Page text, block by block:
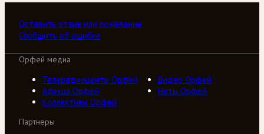
Оставить отзыв или пожелание
Сообщить об ошибке
Орфей медиа
Телерадиоцентр Орфей
Видео Орфей
Афиша Орфей
Ноты Орфей
Коллективы Орфей
Партнеры